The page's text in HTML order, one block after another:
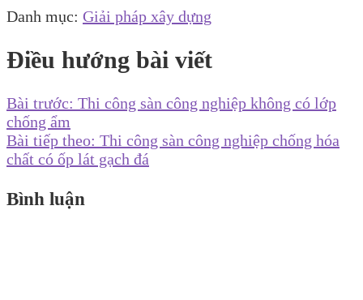
Danh mục: Giải pháp xây dựng
Điều hướng bài viết
Bài trước: Thi công sàn công nghiệp không có lớp
chống ẩm
Bài tiếp theo: Thi công sàn công nghiệp chống hóa
chất có ốp lát gạch đá
Bình luận